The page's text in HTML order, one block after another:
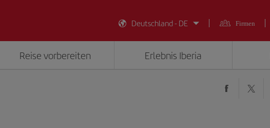
Deutschland - DE
Firmen
Reise vorbereiten Erlebnis Iberia